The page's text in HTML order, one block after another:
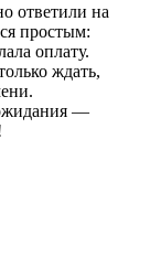
ответили на
простым:
оплату.
ждать,
—